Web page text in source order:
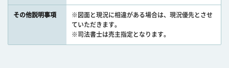
その他説明事項
※図面と現況に相違がある場合は、現況優先とさせ
ていただきます。
※司法書士は売主指定となります。